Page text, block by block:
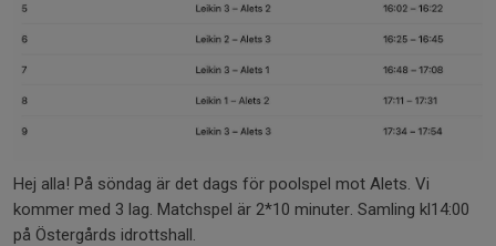
Hej alla! På söndag är det dags för poolspel mot Alets. Vi
kommer med 3 lag. Matchspel är 2*10 minuter. Samling kl14:00
på Östergårds idrottshall.